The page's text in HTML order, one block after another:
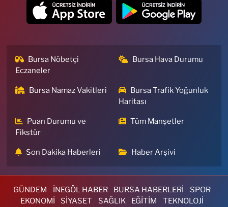
Bursa Nöbetçi
Eczaneler
Bursa Hava Durumu
Bursa Namaz Vakitleri
Bursa Trafik Yoğunluk
Haritası
Puan Durumu ve
Fikstür
Tüm Manşetler
Son Dakika Haberleri Haber Arşivi
GÜNDEM İNEGÖL HABER BURSA HABERLERİ
SPOR
EKONOMİ
SİYASET SAĞLIK EĞİTİM
TEKNOLOJİ